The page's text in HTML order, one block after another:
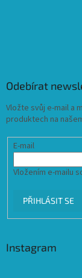
Odebírat
Vložte svůj e-mail a
produktech na
E-mail
Vložením e-mailu
PŘIHLÁSIT SE
Instagram